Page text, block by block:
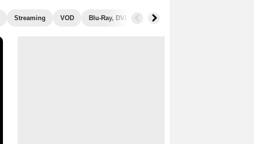
Streaming VOD Blu-Ray, DVD Photos